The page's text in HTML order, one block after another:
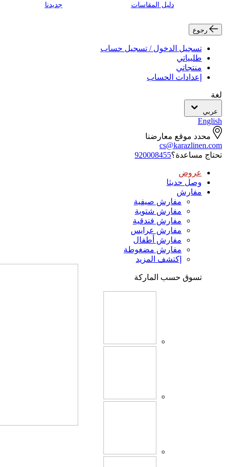
دليل المقاسات جديدنا
رجوع
تسجيل الدخول / تسجيل حساب
طلبياتي
منتجاتي
إعدادات الحساب
لغة
عربي
English
محدد موقع معارضنا
cs@karazlinen.com
تحتاج مساعدة؟920008455
عروض
وصل حديثا
مفارش
مفارش صيفية
مفارش شتوية
مفارش فندقية
مفارش عرايس
مفارش أطفال
مفارش مضغوطة
إكتشف المزيد
تسوق حسب الماركة